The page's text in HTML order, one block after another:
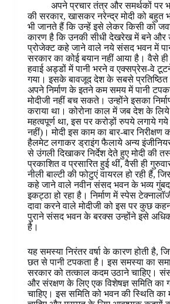
अपने प्रचार तंत्र और समर्थकों पर
की सरकार, खासकर नरेन्द्र मोदी को बहुत
भी जानते हैं कि उन्हें इसे लेकर किसी को
कारण है कि उनकी सीधी देखरेख में बने और
प्रोजेक्ट कहे जाने वाले नये संसद भवन में
सरकार का कोई बयान नहीं आया है। वैसे
हवाई अड्डों में पानी भरने व एक्सप्रेस-वे
गया। इसके बावजूद देश के सबसे
अपने निर्माण के इतने कम समय में पानी
मोदीजी नहीं बच सकते। उन्होंने इसका
कराया था। कोरोना काल में जब देश के
महत्वपूर्ण था, इस पर करोड़ों रुपये लगाये
नहीं)। मोदी इस काम का बार-बार
हैलमेट लगाकर ड्राइंग फैलाये अन्य
से उंगली दिखाकर निर्देश देते हुए मोदी की
प्रकाशित व प्रसारित हुई थीं, वैसी ही
नीली बाल्टी की फोटुएं वायरल हो रही हैं,
कहे जाने वाले नवीन संसद भवन के भव्य
इकट्ठा हो रहा है। निर्माण में स्पेस
दावा करने वाले मोदीजी को इस पर कुछ
पुराने संसद भवन के बरक्स उन्होंने इसे अधिक
है।
यह समस्या निरंतर वर्षा के कारण होती है,
छत से पानी टपकता है। इस समस्या का
सरकार को तत्काल कदम उठाने चाहिए।
और संरक्षण के लिए एक विशेषज्ञ समिति का
चाहिए। इस समिति को भवन की स्थिति